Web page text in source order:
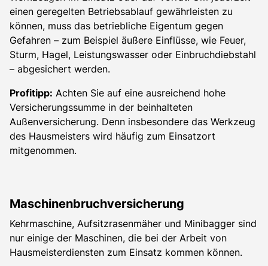
einen geregelten Betriebsablauf gewährleisten zu
können, muss das betriebliche Eigentum gegen
Gefahren – zum Beispiel äußere Einflüsse, wie Feuer,
Sturm, Hagel, Leistungswasser oder Einbruchdiebstahl
– abgesichert werden.
Profitipp: Achten Sie auf eine ausreichend hohe
Versicherungssumme in der beinhalteten
Außenversicherung. Denn insbesondere das Werkzeug
des Hausmeisters wird häufig zum Einsatzort
mitgenommen.
Maschinenbruchversicherung
Kehrmaschine, Aufsitzrasenmäher und Minibagger sind
nur einige der Maschinen, die bei der Arbeit von
Hausmeisterdiensten zum Einsatz kommen können.